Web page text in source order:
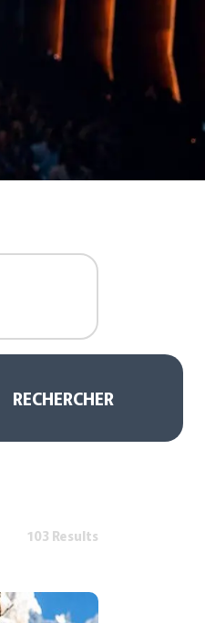
RECHERCHER
103 Results